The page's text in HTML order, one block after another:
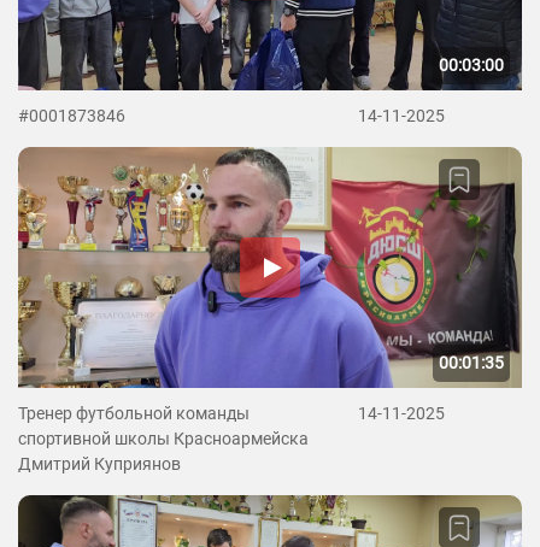
00:03:00
#0001873846 14-11-2025
00:01:35
Тренер футбольной команды
спортивной школы Красноармейска
Дмитрий Куприянов
14-11-2025